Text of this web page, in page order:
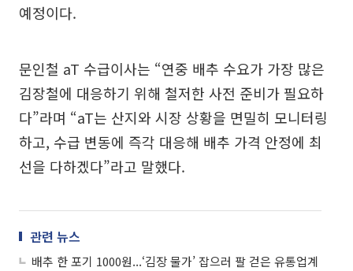
예정이다.
문인철 aT 수급이사는 “연중 배추 수요가 가장 많은
김장철에 대응하기 위해 철저한 사전 준비가 필요하
다”라며 “aT는 산지와 시장 상황을 면밀히 모니터링
하고, 수급 변동에 즉각 대응해 배추 가격 안정에 최
선을 다하겠다”라고 말했다.
관련 뉴스
배추 한 포기 1000원...‘김장 물가’ 잡으러 팔 걷은 유통업계